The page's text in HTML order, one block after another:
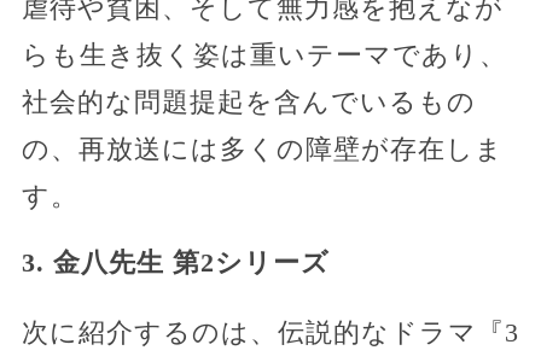
虐待や貧困、そして無力感を抱えなが
らも生き抜く姿は重いテーマであり、
社会的な問題提起を含んでいるもの
の、再放送には多くの障壁が存在しま
す。
3. 金八先生 第2シリーズ
次に紹介するのは、伝説的なドラマ『3